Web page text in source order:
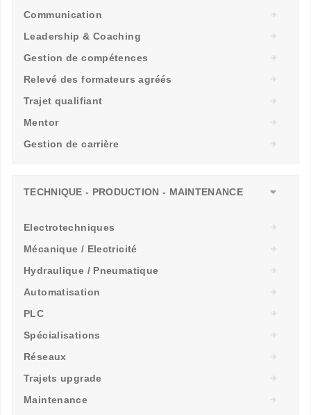
Communication
Leadership & Coaching
Gestion de compétences
Relevé des formateurs agréés
Trajet qualifiant
Mentor
Gestion de carrière
TECHNIQUE - PRODUCTION - MAINTENANCE
Electrotechniques
Mécanique / Electricité
Hydraulique / Pneumatique
Automatisation
PLC
Spécialisations
Réseaux
Trajets upgrade
Maintenance